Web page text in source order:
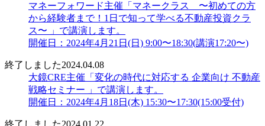
マネーフォワード主催「マネークラス 〜初めての方
から経験者まで！1日で知って学べる不動産投資クラ
ス〜 」で講演します。
開催日：2024年4月21日(日) 9:00〜18:30(講演17:20〜)
終了しました2024.04.08
大鏡CRE主催「変化の時代に対応する 企業向け 不動産
戦略セミナー 」で講演します。
開催日：2024年4月18日(木) 15:30〜17:30(15:00受付)